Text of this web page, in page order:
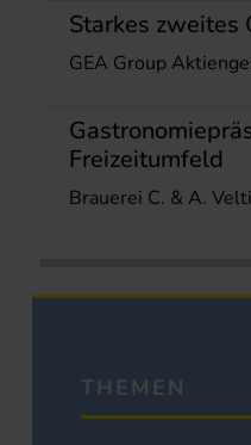
Starkes zweites
GEA Group
Freizeitumfeld
Brauerei C. & A.
THEMEN